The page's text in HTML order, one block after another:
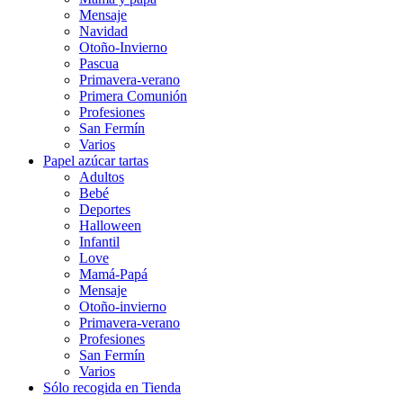
Mensaje
Navidad
Otoño-Invierno
Pascua
Primavera-verano
Primera Comunión
Profesiones
San Fermín
Varios
Papel azúcar tartas
Adultos
Bebé
Deportes
Halloween
Infantil
Love
Mamá-Papá
Mensaje
Otoño-invierno
Primavera-verano
Profesiones
San Fermín
Varios
Sólo recogida en Tienda